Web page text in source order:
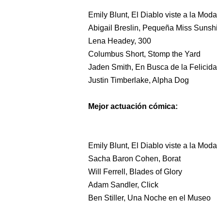
Emily Blunt, El Diablo viste a la Moda
Abigail Breslin, Pequeña Miss
Lena Headey, 300
Columbus Short, Stomp the Yard
Jaden Smith, En Busca de la
Justin Timberlake, Alpha Dog
Mejor actuación cómica:
Emily Blunt, El Diablo viste a la Moda
Sacha Baron Cohen, Borat
Will Ferrell, Blades of Glory
Adam Sandler, Click
Ben Stiller, Una Noche en el Museo